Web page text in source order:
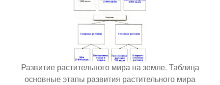
Развитие растительного мира на земле. Таблица
основные этапы развития растительного мира